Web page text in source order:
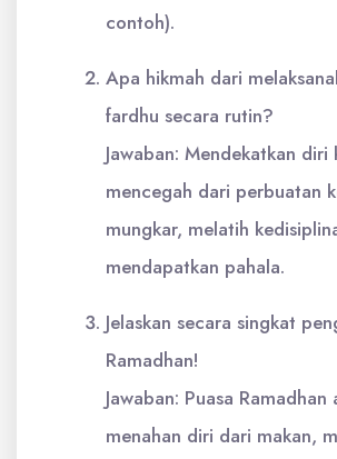
contoh).
Apa hikmah dari
fardhu secara rutin?
Jawaban: Mendekatkan
mencegah dari perbuatan
mungkar, melatih
mendapatkan pahala.
Jelaskan secara singkat
Ramadhan!
Jawaban: Puasa Ramadhan
menahan diri dari makan,